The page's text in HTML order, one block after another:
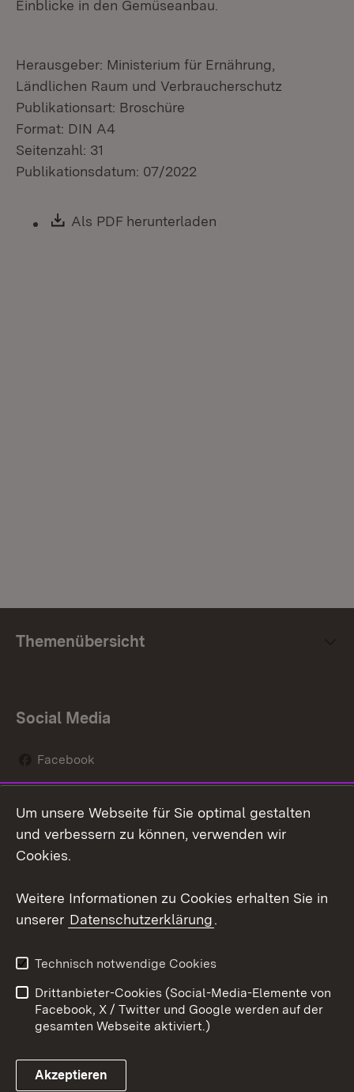
Einblicke in den Gemüseanbau.
Herausgeber: Ministerium für Ernährung,
Ländlichen Raum und Verbraucherschutz
Publikationsart: Broschüre
Format: DIN A4
Seitenzahl: 31
Publikationsdatum: 07/2022
Download:
Als PDF herunterladen
Themenübersicht
Social Media
Facebook
Social Wall
Youtube
Link zum Landesportal
Kontakt
Datenschutz
Barrierefreiheit
Impressum Cookies
Um unsere Webseite für Sie optimal gestalten
und verbessern zu können, verwenden wir
Cookies.
Weitere Informationen zu Cookies erhalten Sie in
unserer Datenschutzerklärung.
Technisch notwendige Cookies
Drittanbieter-Cookies (Social-Media-Elemente von
Facebook, X / Twitter und Google werden auf der
gesamten Webseite aktiviert.)
Akzeptieren